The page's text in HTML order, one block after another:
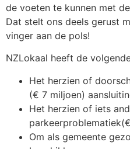
de voeten te kunnen met
Dat stelt ons deels gerust
vinger aan de pols!
NZLokaal heeft de
Het herzien of
(€ 7 miljoen)
Het herzien of iets
Om als gemeente